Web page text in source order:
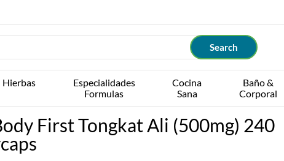
Hierbas
Especialidades
Formulas
Cocina
Sana
Baño &
Corporal
First Tongkat Ali (500mg) 240